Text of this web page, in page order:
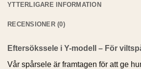
YTTERLIGARE INFORMATION
RECENSIONER (0)
Eftersökssele i Y-modell – För
Vår spårsele är framtagen för att ge